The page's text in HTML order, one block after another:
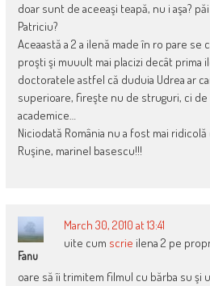
doar sunt de aceeaşi teapă, nu i aşa?
Patriciu?
Aceaastă a 2 a ilenă made în ro pare se
proşti şi muuult mai placizi decât prima
doctoratele astfel că duduia Udrea ar
superioare, fireşte nu de struguri, ci
academice…
Niciodată România nu a fost mai ridicolă
Ruşine, marinel basescu!!!
Fanu
March 30, 2010 at 13:41
uite cum scrie ilena 2 pe
oare să îi trimitem filmul cu bărba su şi